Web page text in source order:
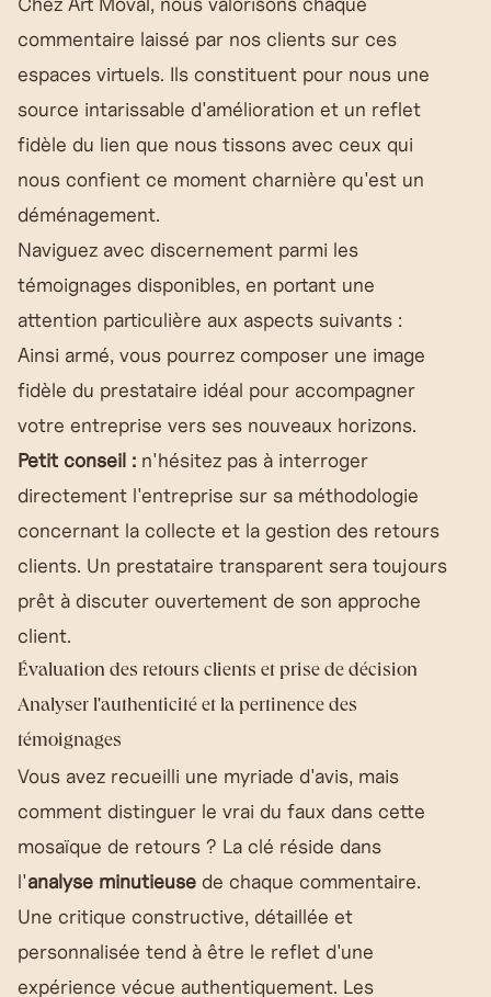
commentaire laissé par nos clients sur ces
espaces virtuels. Ils constituent pour nous une
source intarissable d'amélioration et un reflet
fidèle du lien que nous tissons avec ceux qui
nous confient ce moment charnière qu'est un
déménagement.
Naviguez avec discernement parmi les
témoignages disponibles, en portant une
attention particulière aux aspects suivants :
Ainsi armé, vous pourrez composer une image
fidèle du prestataire idéal pour accompagner
votre entreprise vers ses nouveaux horizons.
Petit conseil : n'hésitez pas à interroger
directement l'entreprise sur sa méthodologie
concernant la collecte et la gestion des retours
clients. Un prestataire transparent sera toujours
prêt à discuter ouvertement de son approche
client.
Évaluation des retours clients et prise de décision
Analyser l'authenticité et la pertinence des
témoignages
Vous avez recueilli une myriade d'avis, mais
comment distinguer le vrai du faux dans cette
mosaïque de retours ? La clé réside dans
l'analyse minutieuse de chaque commentaire.
Une critique constructive, détaillée et
personnalisée tend à être le reflet d'une
expérience vécue authentiquement. Les